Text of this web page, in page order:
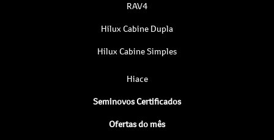
RAV4
Hilux Cabine Dupla
Hilux Cabine Simples
Hiace
Seminovos Certificados
Ofertas do mês